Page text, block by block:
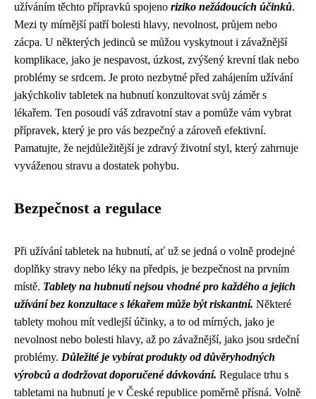
užíváním těchto přípravků spojeno riziko nežádoucích účinků.
Mezi ty mírnější patří bolesti hlavy, nevolnost, průjem nebo
zácpa. U některých jedinců se můžou vyskytnout i závažnější
komplikace, jako je nespavost, úzkost, zvýšený krevní tlak nebo
problémy se srdcem. Je proto nezbytné před zahájením užívání
jakýchkoliv tabletek na hubnutí konzultovat svůj záměr s
lékařem. Ten posoudí váš zdravotní stav a pomůže vám vybrat
přípravek, který je pro vás bezpečný a zároveň efektivní.
Pamatujte, že nejdůležitější je zdravý životní styl, který zahrnuje
vyváženou stravu a dostatek pohybu.
Bezpečnost a regulace
Při užívání tabletek na hubnutí, ať už se jedná o volně prodejné
doplňky stravy nebo léky na předpis, je bezpečnost na prvním
místě. Tablety na hubnutí nejsou vhodné pro každého a jejich
užívání bez konzultace s lékařem může být riskantní. Některé
tablety mohou mít vedlejší účinky, a to od mírných, jako je
nevolnost nebo bolesti hlavy, až po závažnější, jako jsou srdeční
problémy. Důležité je vybírat produkty od důvěryhodných
výrobců a dodržovat doporučené dávkování. Regulace trhu s
tabletami na hubnutí je v České republice poměrně přísná. Volně